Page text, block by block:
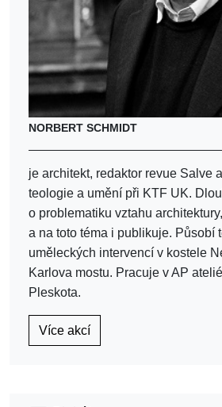
NORBERT SCHMIDT
je architekt, redaktor revue Salve
teologie a umění při KTF UK.
o problematiku vztahu
a na toto téma i publikuje. Působí
uměleckých intervencí v kostele
Karlova mostu. Pracuje v AP
Pleskota.
Více akcí